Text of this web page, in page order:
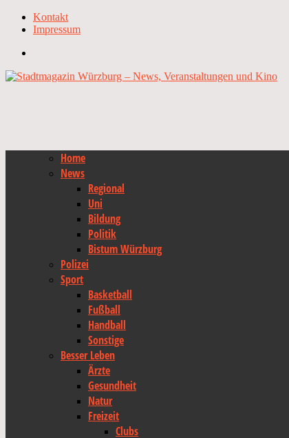
Kontakt
Impressum
Home
News
Regional
Uni
Bildung
Politik
Bistum Würzburg
Polizei
Sport
Basketball
Fußball
Handball
Sonstige
Besser Leben
Ärzte
Gesundheit
Natur
Freizeit
Clubs